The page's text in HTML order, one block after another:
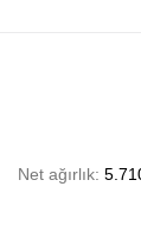
Net ağırlık